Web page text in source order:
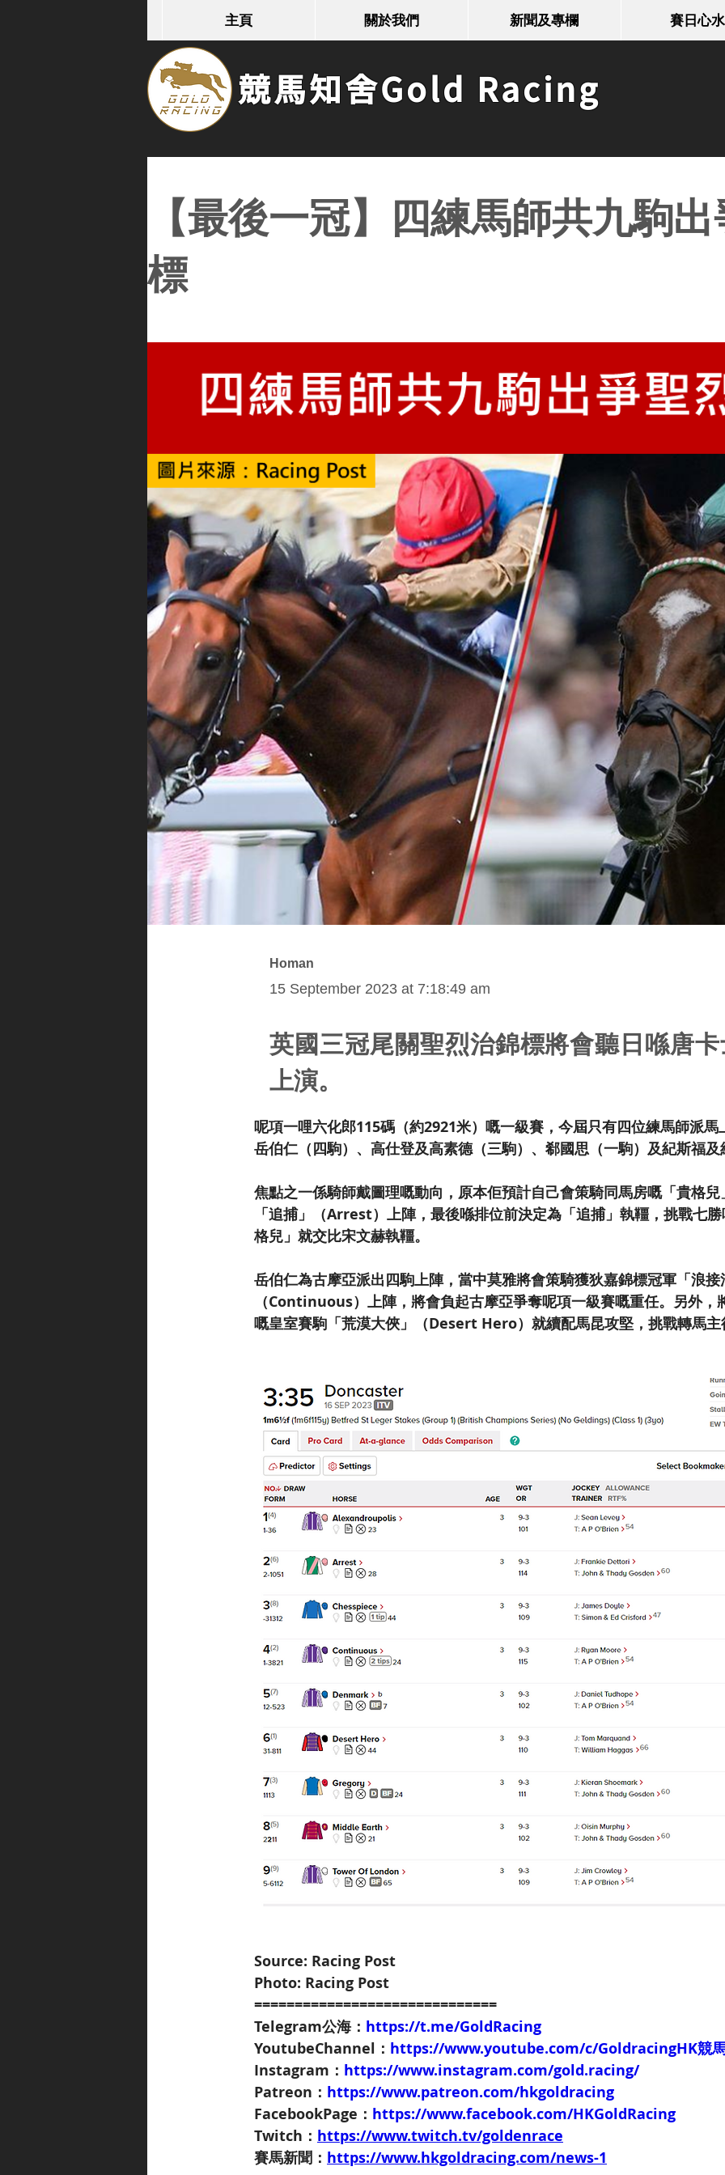
主頁 關於我們 新聞及專欄 賽日心水
競馬知舍Gold Racing
【最後一冠】四練馬師共九駒
標
Homan
15 September 2023 at 7:18:49 am
英國三冠尾關聖烈治錦標將會聽日喺唐
上演。
呢項一哩六化郎115碼（約2921米）嘅一級賽，今屆只有四位練馬師派馬
岳伯仁（四駒）、高仕登及高素德（三駒）、郗國思（一駒）及紀斯福
焦點之一係騎師戴圖理嘅動向，原本佢預計自己會策騎同馬房嘅「貴格
「追捕」（Arrest）上陣，最後喺排位前決定為「追捕」執韁，挑戰七
格兒」就交比宋文赫執韁。
岳伯仁為古摩亞派出四駒上陣，當中莫雅將會策騎獲狄嘉錦標冠軍「浪接
（Continuous）上陣，將會負起古摩亞爭奪呢項一級賽嘅重任。另外，
嘅皇室賽駒「荒漠大俠」（Desert Hero）就續配馬昆攻堅，挑戰轉馬
Source: Racing Post
Photo: Racing Post
==============================
Telegram公海： https://t.me/GoldRacing
YoutubeChannel： https://www.youtube.com/c/GoldracingHK競
Instagram： https://www.instagram.com/gold.racing/
Patreon： https://www.patreon.com/hkgoldracing
FacebookPage： https://www.facebook.com/HKGoldRacing
Twitch： https://www.twitch.tv/goldenrace
賽馬新聞： https://www.hkgoldracing.com/news-1